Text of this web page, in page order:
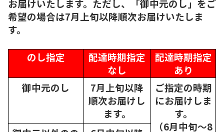
お届けいたします。ただし、「御中元のし」をご
希望の場合は7月上旬以降順次お届けいたしま
す。
のし指定
配達時期指定
なし
配達時期指定
あり
御中元のし
7月上旬以降
順次お届けし
ます。
ご指定の時期
にお届けしま
す。
（6月中旬～8